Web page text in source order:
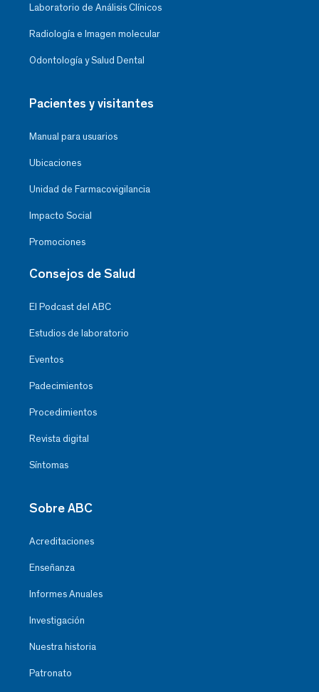
Laboratorio de Análisis Clínicos
Radiología e Imagen molecular
Odontología y Salud Dental
Pacientes y visitantes
Manual para usuarios
Ubicaciones
Unidad de Farmacovigilancia
Impacto Social
Promociones
Consejos de Salud
El Podcast del ABC
Estudios de laboratorio
Eventos
Padecimientos
Procedimientos
Revista digital
Síntomas
Sobre ABC
Acreditaciones
Enseñanza
Informes Anuales
Investigación
Nuestra historia
Patronato